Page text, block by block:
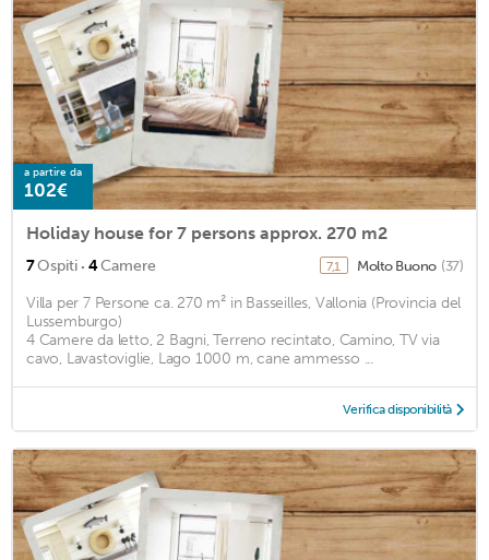
a partire da
102€
Holiday house for 7 persons approx. 270 m2
7Ospiti · 4Camere 7,1 Molto Buono (37)
Villa per 7 Persone ca. 270 m² in Basseilles, Vallonia (Provincia del
Lussemburgo)
4 Camere da letto, 2 Bagni, Terreno recintato, Camino, TV via
cavo, Lavastoviglie, Lago 1000 m, cane ammesso ...
Verifica disponibilità